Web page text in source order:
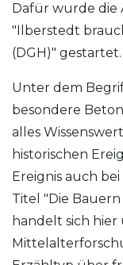
Dafür wurde die
"Ilberstedt
(DGH)" gestartet.
Unter dem
besondere
alles
historischen
Ereignis auch
Titel "Die
handelt sich